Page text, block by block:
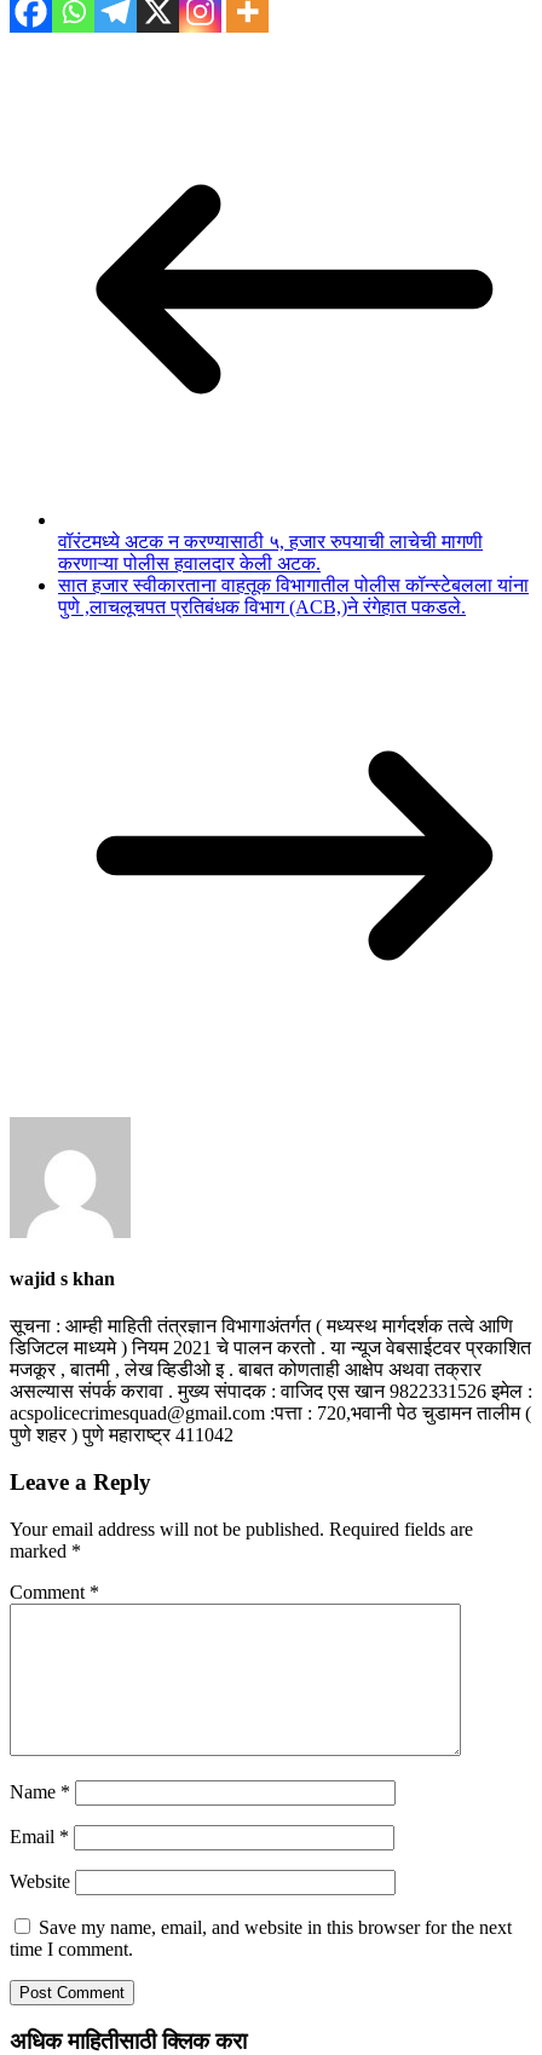
वॉरंटमध्ये अटक न करण्यासाठी ५, हजार रुपयाची लाचेची मागणी
करणाऱ्या पोलीस हवालदार केली अटक.
सात हजार स्वीकारताना वाहतूक विभागातील पोलीस कॉन्स्टेबलला यांना
पुणे ,लाचलूचपत प्रतिबंधक विभाग (ACB,)ने रंगेहात पकडले.
wajid s khan
सूचना : आम्ही माहिती तंत्रज्ञान विभागाअंतर्गत ( मध्यस्थ मार्गदर्शक तत्वे आणि
डिजिटल माध्यमे ) नियम 2021 चे पालन करतो . या न्यूज वेबसाईटवर प्रकाशित
मजकूर , बातमी , लेख व्हिडीओ इ . बाबत कोणताही आक्षेप अथवा तक्रार
असल्यास संपर्क करावा . मुख्य संपादक : वाजिद एस खान 9822331526 इमेल :
acspolicecrimesquad@gmail.com :पत्ता : 720,भवानी पेठ चुडामन तालीम (
पुणे शहर ) पुणे महाराष्ट्र 411042
Leave a Reply
Your email address will not be published. Required fields are
marked *
Comment *
Name *
Email *
Website
Save my name, email, and website in this browser for the next
time I comment.
अधिक माहितीसाठी क्लिक करा